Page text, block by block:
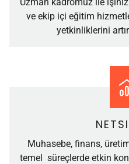
ve ekip içi eğitim
yetkinliklerini
Muhasebe, finans,
temel süreçlerde etkin